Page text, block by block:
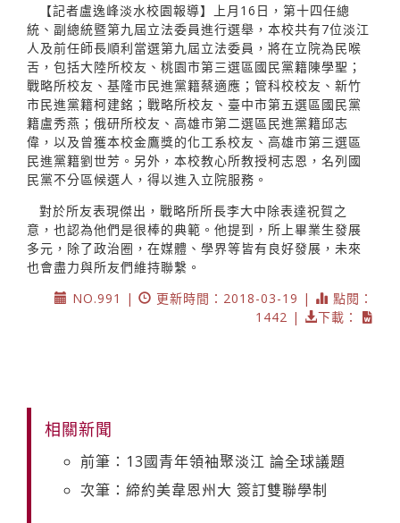
【記者盧逸峰淡水校園報導】上月16日，第十四任總
統、副總統暨第九屆立法委員進行選舉，本校共有7位淡江
人及前任師長順利當選第九屆立法委員，將在立院為民喉
舌，包括大陸所校友、桃園市第三選區國民黨籍陳學聖；
戰略所校友、基隆市民進黨籍蔡適應；管科校校友、新竹
市民進黨籍柯建銘；戰略所校友、臺中市第五選區國民黨
籍盧秀燕；俄研所校友、高雄市第二選區民進黨籍邱志
偉，以及曾獲本校金鷹獎的化工系校友、高雄市第三選區
民進黨籍劉世芳。另外，本校教心所教授柯志恩，名列國
民黨不分區候選人，得以進入立院服務。
對於所友表現傑出，戰略所所長李大中除表達祝賀之
意，也認為他們是很棒的典範。他提到，所上畢業生發展
多元，除了政治圈，在媒體、學界等皆有良好發展，未來
也會盡力與所友們維持聯繫。
NO.991 |
更新時間：2018-03-19 |
點閱：
1442 |
下載：
相關新聞
前筆：13國青年領袖聚淡江 論全球議題
次筆：締約美韋恩州大 簽訂雙聯學制